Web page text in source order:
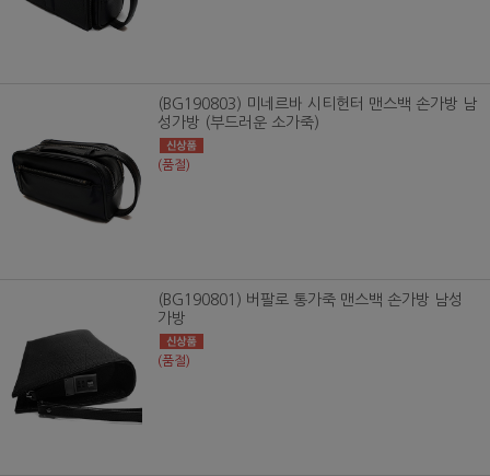
(BG190803) 미네르바 시티헌터 맨스백 손가방 남
성가방 (부드러운 소가죽)
(품절)
(BG190801) 버팔로 통가죽 맨스백 손가방 남성
가방
(품절)